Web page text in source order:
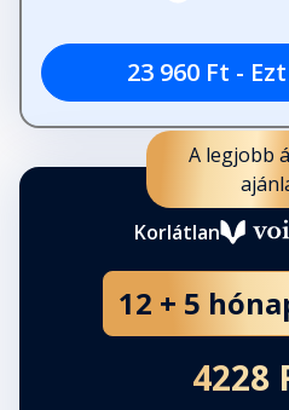
Harminchét
II. rész: Harmincnyolc -
Fejezet hossza: 00:16:34
Harminckilenc
Fejezet hossza: 00:14:48
23 960 Ft -
A legjobb
Korlátlan
12 + 5
4228